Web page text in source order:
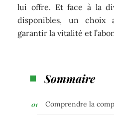
lui offre. Et face à la
disponibles, un choix
garantir la vitalité et
Sommaire
Comprendre la